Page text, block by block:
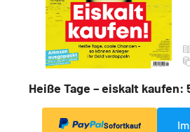
Heiße Tage – eiskalt kaufen:
Sofortkauf